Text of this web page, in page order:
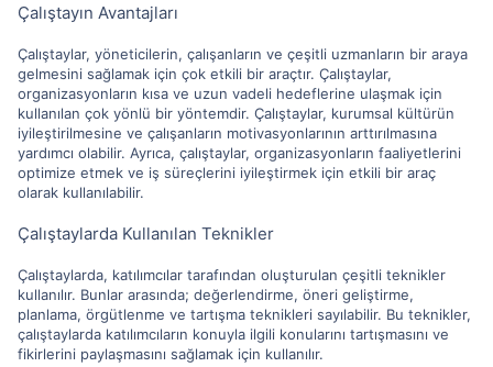
Çalıştayın Avantajları
Çalıştaylar, yöneticilerin, çalışanların ve çeşitli uzmanların bir araya
gelmesini sağlamak için çok etkili bir araçtır. Çalıştaylar,
organizasyonların kısa ve uzun vadeli hedeflerine ulaşmak için
kullanılan çok yönlü bir yöntemdir. Çalıştaylar, kurumsal kültürün
iyileştirilmesine ve çalışanların motivasyonlarının arttırılmasına
yardımcı olabilir. Ayrıca, çalıştaylar, organizasyonların faaliyetlerini
optimize etmek ve iş süreçlerini iyileştirmek için etkili bir araç
olarak kullanılabilir.
Çalıştaylarda Kullanılan Teknikler
Çalıştaylarda, katılımcılar tarafından oluşturulan çeşitli teknikler
kullanılır. Bunlar arasında; değerlendirme, öneri geliştirme,
planlama, örgütlenme ve tartışma teknikleri sayılabilir. Bu teknikler,
çalıştaylarda katılımcıların konuyla ilgili konularını tartışmasını ve
fikirlerini paylaşmasını sağlamak için kullanılır.